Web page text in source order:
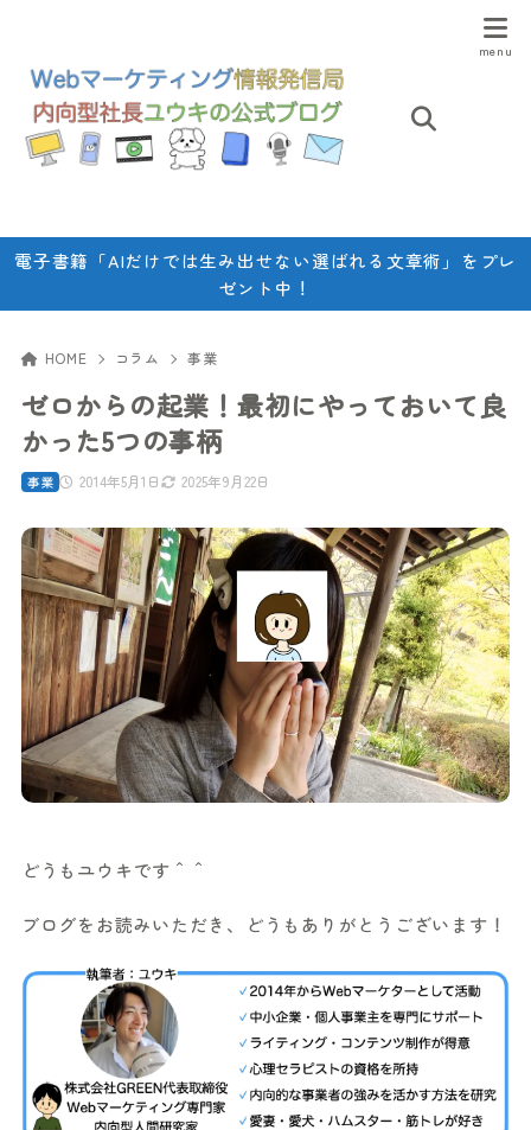
電子書籍「AIだけでは生み出せない選ばれる文章術」をプレ
ゼント中！
HOME コラム 事業
ゼロからの起業！最初にやっておいて良
かった5つの事柄
2014年5月1日 2025年9月22日
事業
どうもユウキです＾＾
ブログをお読みいただき、どうもありがとうございます！